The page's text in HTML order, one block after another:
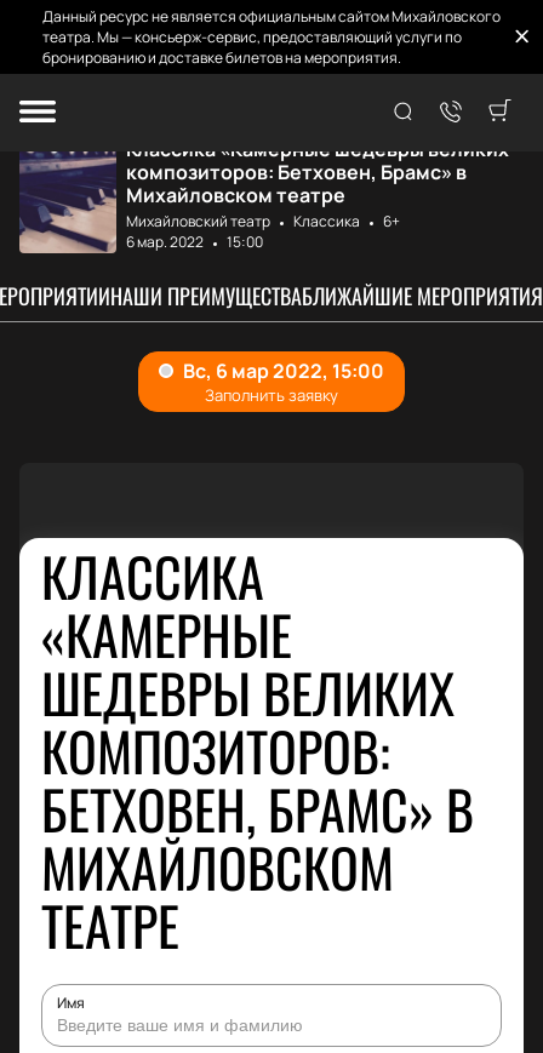
Данный ресурс не является официальным сайтом Михайловского
театра. Мы — консьерж-сервис, предоставляющий услуги по
бронированию и доставке билетов на мероприятия.
Главная Камерные шедевры...
Классика «Камерные шедевры великих
композиторов: Бетховен, Брамс» в
Михайловском театре
Михайловский театр Классика
6+
6 мар. 2022
15:00
НАШИ ПРЕИМУЩЕСТВАБЛИЖАЙШИЕ МЕРОПРИЯТИЯ
КЛАССИКА
«КАМЕРНЫЕ
ШЕДЕВРЫ ВЕЛИКИХ
КОМПОЗИТОРОВ:
БЕТХОВЕН, БРАМС» В
МИХАЙЛОВСКОМ
ТЕАТРЕ
Имя